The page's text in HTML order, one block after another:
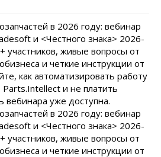
в 2026 году: вебинар
и <Честного знака> 2026-
участников, живые вопросы от
и четкие инструкции от
как автоматизировать работу
Parts.Intellect и не платить
вебинара уже доступна.
в 2026 году: вебинар
и <Честного знака> 2026-
участников, живые вопросы от
и четкие инструкции от